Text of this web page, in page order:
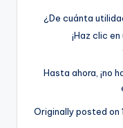
¿De cuánta
¡Haz clic
Hasta ahora, ¡no
Originally posted on